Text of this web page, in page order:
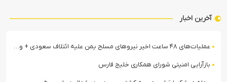
آخرین اخبار
عملیات‌های ۴۸ ساعت اخیر نیروهای مسلح یمن علیه ائتلاف سعودی + ویدیو
بازآرایی امنیتی شورای همکاری خلیج فارس